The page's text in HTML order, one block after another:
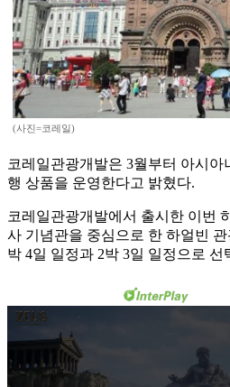
(사진=코레일)
코레일관광개발은 3월부터 아시아
행 상품을 운영한다고 밝혔다.
코레일관광개발에서 출시한 이번
사 기념관을 중심으로 한 하얼빈
박 4일 일정과 2박 3일 일정으로 선